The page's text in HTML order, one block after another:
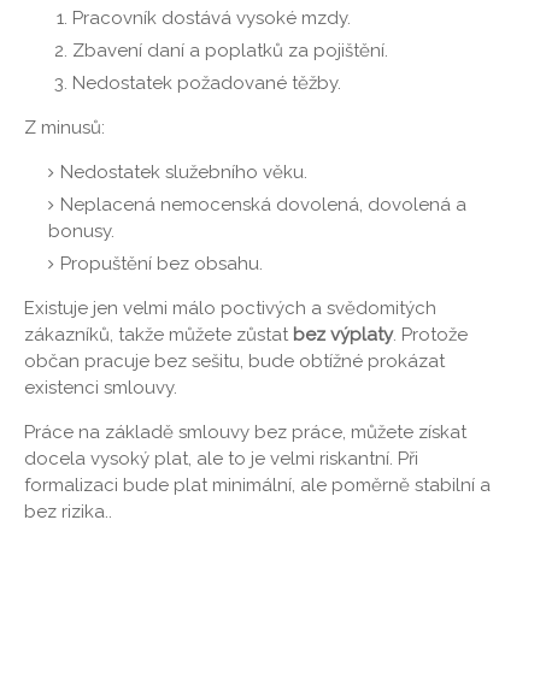
Pracovník dostává vysoké mzdy.
Zbavení daní a poplatků za pojištění.
Nedostatek požadované těžby.
Z minusů:
Nedostatek služebního věku.
Neplacená nemocenská dovolená, dovolená a
bonusy.
Propuštění bez obsahu.
Existuje jen velmi málo poctivých a svědomitých
zákazníků, takže můžete zůstat bez výplaty. Protože
občan pracuje bez sešitu, bude obtížné prokázat
existenci smlouvy.
Práce na základě smlouvy bez práce, můžete získat
docela vysoký plat, ale to je velmi riskantní. Při
formalizaci bude plat minimální, ale poměrně stabilní a
bez rizika..